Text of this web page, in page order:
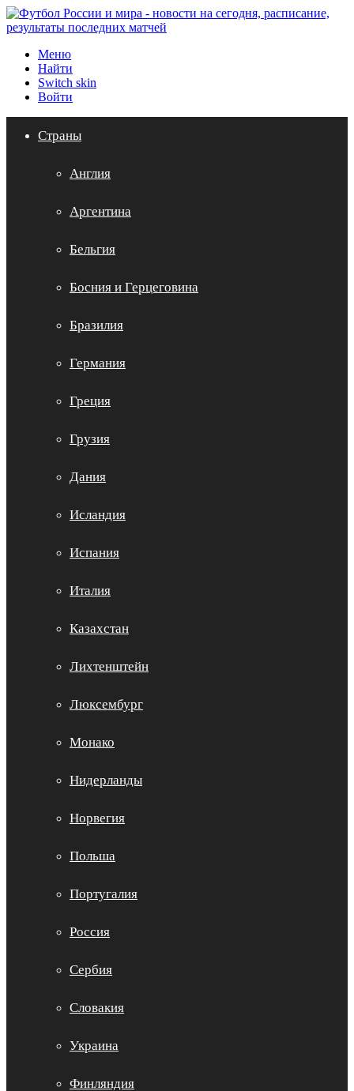
Меню
Найти
Switch skin
Войти
Страны
Англия
Аргентина
Бельгия
Босния и Герцеговина
Бразилия
Германия
Греция
Грузия
Дания
Исландия
Испания
Италия
Казахстан
Лихтенштейн
Люксембург
Монако
Нидерланды
Норвегия
Польша
Португалия
Россия
Сербия
Словакия
Украина
Финляндия